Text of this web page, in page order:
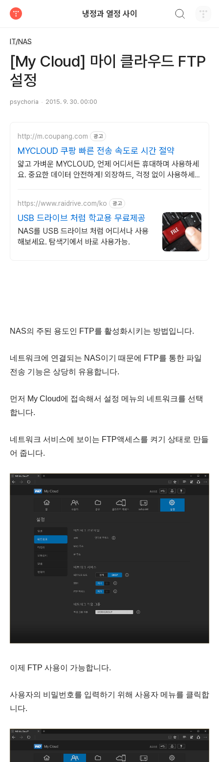
냉정과 열정 사이
IT/NAS
[My Cloud] 마이 클라우드 FTP
설정
psychoria 2015. 9. 30. 00:00
http://m.coupang.com 광고
MYCLOUD 쿠팡 빠른 전송 속도로 시간 절약
얇고 가벼운 MYCLOUD, 언제 어디서든 휴대하며 사용하세
요. 중요한 데이터 안전하게! 외장하드, 걱정 없이 사용하세
https://www.raidrive.com/ko 광고
USB 드라이브 처럼 학교용 무료제공
NAS를 USB 드라이브 처럼 어디서나 사용
해보세요. 탐색기에서 바로 사용가능.
NAS의 주된 용도인 FTP를 활성화시키는 방법입니다.
네트워크에 연결되는 NAS이기 때문에 FTP를 통한 파일
전송 기능은 상당히 유용합니다.
먼저 My Cloud에 접속해서 설정 메뉴의 네트워크를 선택
합니다.
네트워크 서비스에 보이는 FTP액세스를 켜기 상태로 만들
어 줍니다.
이제 FTP 사용이 가능합니다.
사용자의 비밀번호를 입력하기 위해 사용자 메뉴를 클릭합
니다.